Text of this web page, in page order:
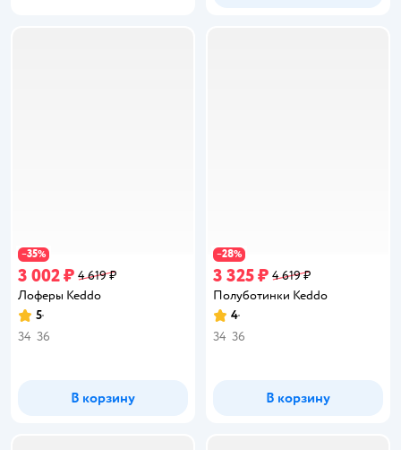
−35%
3 002 ₽ 4 619 ₽
Лоферы Keddo
Рейтинг:
5
34 36
В корзину
−28%
3 325 ₽ 4 619 ₽
Полуботинки Keddo
Рейтинг:
4
34 36
В корзину